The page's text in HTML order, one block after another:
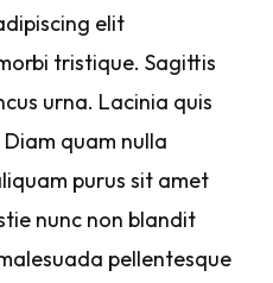
elit
tristique. Sagittis
urna. Lacinia quis
quam nulla
purus sit amet
nunc non blandit
pellentesque